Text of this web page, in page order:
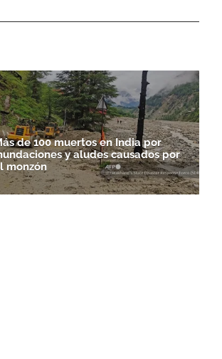
de 100 muertos en India por
y aludes causados por
monzón